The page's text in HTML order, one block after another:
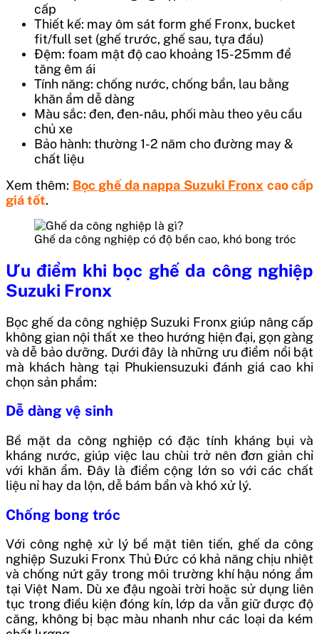
cấp
Thiết kế: may ôm sát form ghế Fronx, bucket
fit/full set (ghế trước, ghế sau, tựa đầu)
Đệm: foam mật độ cao khoảng 15-25mm để
tăng êm ái
Tính năng: chống nước, chống bẩn, lau bằng
khăn ẩm dễ dàng
Màu sắc: đen, đen-nâu, phối màu theo yêu cầu
chủ xe
Bảo hành: thường 1-2 năm cho đường may &
chất liệu
Xem thêm: Bọc ghế da nappa Suzuki Fronx cao cấp
giá tốt.
Ghế da công nghiệp có độ bền cao, khó bong tróc
Ưu điểm khi bọc ghế da công nghiệp
Suzuki Fronx
Bọc ghế da công nghiệp Suzuki Fronx giúp nâng cấp
không gian nội thất xe theo hướng hiện đại, gọn gàng
và dễ bảo dưỡng. Dưới đây là những ưu điểm nổi bật
mà khách hàng tại Phukiensuzuki đánh giá cao khi
chọn sản phẩm:
Dễ dàng vệ sinh
Bề mặt da công nghiệp có đặc tính kháng bụi và
kháng nước, giúp việc lau chùi trở nên đơn giản chỉ
với khăn ẩm. Đây là điểm cộng lớn so với các chất
liệu nỉ hay da lộn, dễ bám bẩn và khó xử lý.
Chống bong tróc
Với công nghệ xử lý bề mặt tiên tiến, ghế da công
nghiệp Suzuki Fronx Thủ Đức có khả năng chịu nhiệt
và chống nứt gãy trong môi trường khí hậu nóng ẩm
tại Việt Nam. Dù xe đậu ngoài trời hoặc sử dụng liên
tục trong điều kiện đóng kín, lớp da vẫn giữ được độ
căng, không bị bạc màu nhanh như các loại da kém